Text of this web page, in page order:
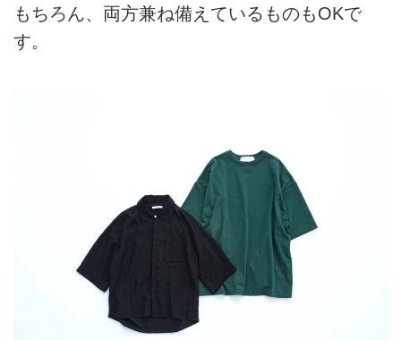
もちろん、両方兼ね備えているものもOKで
す。